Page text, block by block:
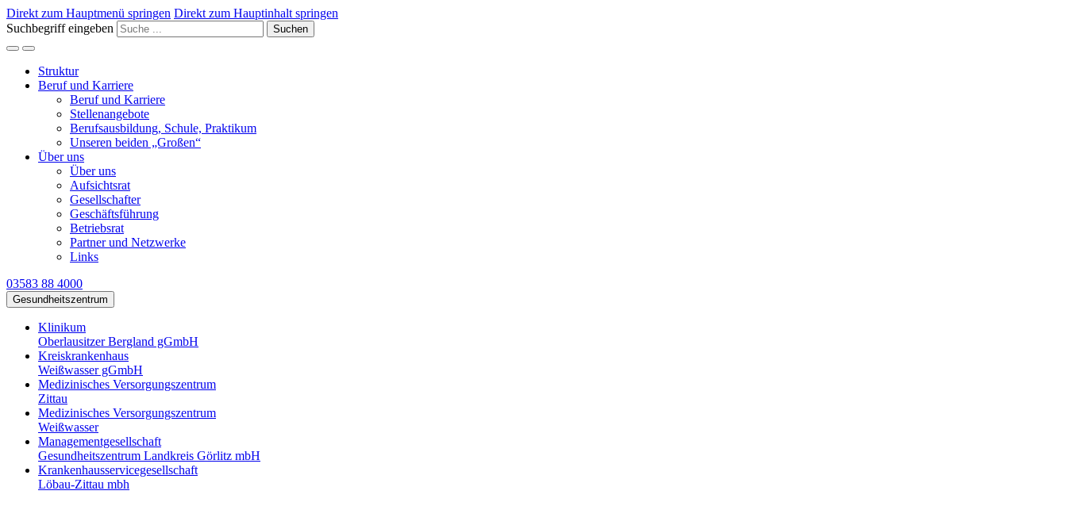
Direkt zum Hauptmenü springen Direkt zum Hauptinhalt springen
Suchbegriff eingeben
Suchen
Struktur
Beruf und Karriere
Beruf und Karriere
Stellenangebote
Berufsausbildung, Schule, Praktikum
Unseren beiden „Großen“
Über uns
Über uns
Aufsichtsrat
Gesellschafter
Geschäftsführung
Betriebsrat
Partner und Netzwerke
Links
03583 88 4000
Gesundheitszentrum
Klinikum
Oberlausitzer Bergland gGmbH
Kreiskrankenhaus
Weißwasser gGmbH
Medizinisches Versorgungszentrum
Zittau
Medizinisches Versorgungszentrum
Weißwasser
Managementgesellschaft
Gesundheitszentrum Landkreis Görlitz mbH
Krankenhausservicegesellschaft
Löbau-Zittau mbh